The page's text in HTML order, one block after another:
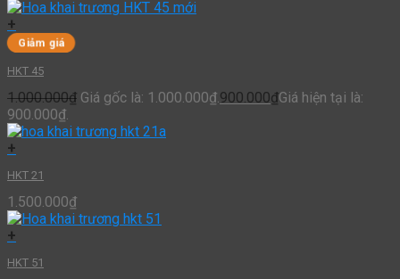
+
Giảm giá
HKT 45
1.000.000₫ Giá gốc là: 1.000.000₫. 900.000₫Giá hiện tại là:
900.000₫.
+
HKT 21
1.500.000₫
+
HKT 51